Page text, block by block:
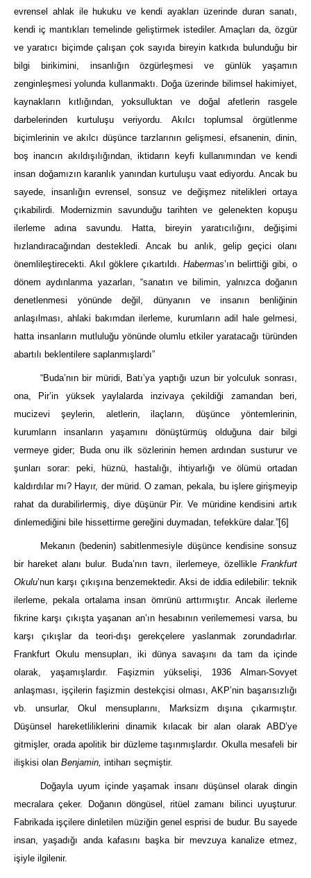
evrensel ahlak ile hukuku ve kendi ayakları üzerinde duran sanatı,
kendi iç mantıkları temelinde geliştirmek istediler. Amaçları da, özgür
ve yaratıcı biçimde çalışan çok sayıda bireyin katkıda bulunduğu bir
bilgi birikimini, insanlığın özgürleşmesi ve günlük yaşamın
zenginleşmesi yolunda kullanmaktı. Doğa üzerinde bilimsel hakimiyet,
kaynakların kıtlığından, yoksulluktan ve doğal afetlerin rasgele
darbelerinden kurtuluşu veriyordu. Akılcı toplumsal örgütlenme
biçimlerinin ve akılcı düşünce tarzlarının gelişmesi, efsanenin, dinin,
boş inancın akıldışılığından, iktidarın keyfi kullanımından ve kendi
insan doğamızın karanlık yanından kurtuluşu vaat ediyordu. Ancak bu
sayede, insanlığın evrensel, sonsuz ve değişmez nitelikleri ortaya
çıkabilirdi. Modernizmin savunduğu tarihten ve gelenekten kopuşu
ilerleme adına savundu. Hatta, bireyin yaratıcılığını, değişimi
hızlandıracağından destekledi. Ancak bu anlık, gelip geçici olanı
önemlileştirecekti. Akıl göklere çıkartıldı. Habermas’ın belirttiği gibi, o
dönem aydınlanma yazarları, “sanatın ve bilimin, yalnızca doğanın
denetlenmesi yönünde değil, dünyanın ve insanın benliğinin
anlaşılması, ahlaki bakımdan ilerleme, kurumların adil hale gelmesi,
hatta insanların mutluluğu yönünde olumlu etkiler yaratacağı türünden
abartılı beklentilere saplanmışlardı”
“Buda’nın bir müridi, Batı’ya yaptığı uzun bir yolculuk sonrası,
ona, Pir’in yüksek yaylalarda inzivaya çekildiği zamandan beri,
mucizevi şeylerin, aletlerin, ilaçların, düşünce yöntemlerinin,
kurumların insanların yaşamını dönüştürmüş olduğuna dair bilgi
vermeye gider; Buda onu ilk sözlerinin hemen ardından susturur ve
şunları sorar: peki, hüznü, hastalığı, ihtiyarlığı ve ölümü ortadan
kaldırdılar mı? Hayır, der mürid. O zaman, pekala, bu işlere girişmeyip
rahat da durabilirlermiş, diye düşünür Pir. Ve müridine kendisini artık
dinlemediğini bile hissettirme gereğini duymadan, tefekküre dalar.”[6]
Mekanın (bedenin) sabitlenmesiyle düşünce kendisine sonsuz
bir hareket alanı bulur. Buda’nın tavrı, ilerlemeye, özellikle Frankfurt
Okulu’nun karşı çıkışına benzemektedir. Aksi de iddia edilebilir: teknik
ilerleme, pekala ortalama insan ömrünü arttırmıştır. Ancak ilerleme
fikrine karşı çıkışta yaşanan an’ın hesabının verilememesi varsa, bu
karşı çıkışlar da teori-dışı gerekçelere yaslanmak zorundadırlar.
Frankfurt Okulu mensupları, iki dünya savaşını da tam da içinde
olarak, yaşamışlardır. Faşizmin yükselişi, 1936 Alman-Sovyet
anlaşması, işçilerin faşizmin destekçisi olması, AKP’nin başarısızlığı
vb. unsurlar, Okul mensuplarını, Marksizm dışına çıkarmıştır.
Düşünsel hareketliliklerini dinamik kılacak bir alan olarak ABD’ye
gitmişler, orada apolitik bir düzleme taşınmışlardır. Okulla mesafeli bir
ilişkisi olan Benjamin, intiharı seçmiştir.
Doğayla uyum içinde yaşamak insanı düşünsel olarak dingin
mecralara çeker. Doğanın döngüsel, ritüel zamanı bilinci uyuşturur.
Fabrikada işçilere dinletilen müziğin genel esprisi de budur. Bu sayede
insan, yaşadığı anda kafasını başka bir mevzuya kanalize etmez,
işiyle ilgilenir.